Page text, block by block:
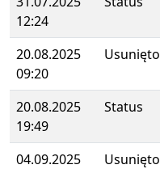
12:24
20.08.2025
09:20
Usunięto
20.08.2025
19:49
Status
04.09.2025
Usunięto